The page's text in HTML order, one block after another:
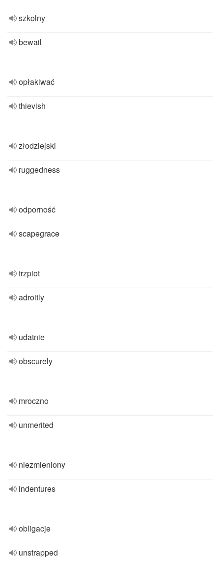
szkolny
bewail
opłakiwać
thievish
złodziejski
ruggedness
odporność
scapegrace
trzpiot
adroitly
udatnie
obscurely
mroczno
unmerited
niezmieniony
indentures
obligacje
unstrapped